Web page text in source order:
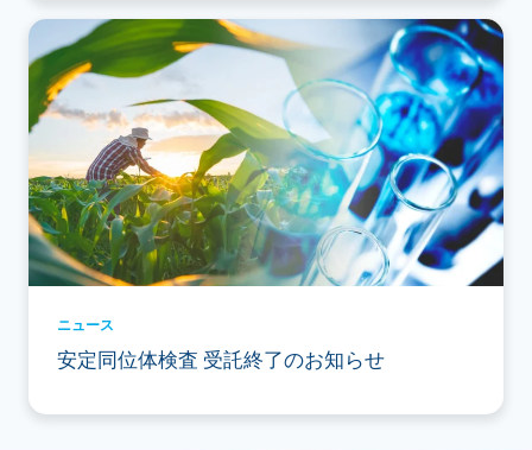
ニュース
安定同位体検査 受託終了のお知らせ